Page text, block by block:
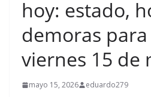
hoy: estado,
demoras
viernes 15 de
mayo 15, 2026 eduardo279